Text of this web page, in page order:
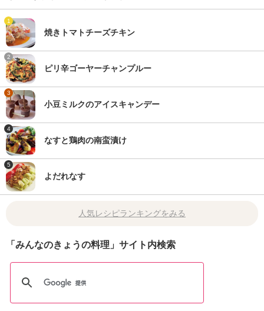
1
焼きトマトチーズチキン
2
ピリ辛ゴーヤーチャンプルー
3
小豆ミルクのアイスキャンデー
4
なすと鶏肉の南蛮漬け
5
よだれなす
人気レシピランキングをみる
「みんなのきょうの料理」サイト内検索